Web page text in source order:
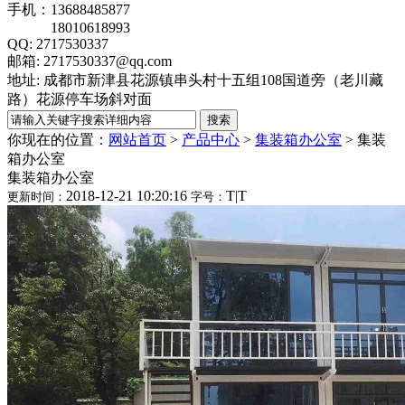
手机：13688485877
18010618993
QQ: 2717530337
邮箱: 2717530337@qq.com
地址: 成都市新津县花源镇串头村十五组108国道旁（老川藏
路）花源停车场斜对面
你现在的位置： 网站首页 > 产品中心 > 集装箱办公室 > 集装
箱办公室
集装箱办公室
更新时间： 2018-12-21 10:20:16 字号： T|T